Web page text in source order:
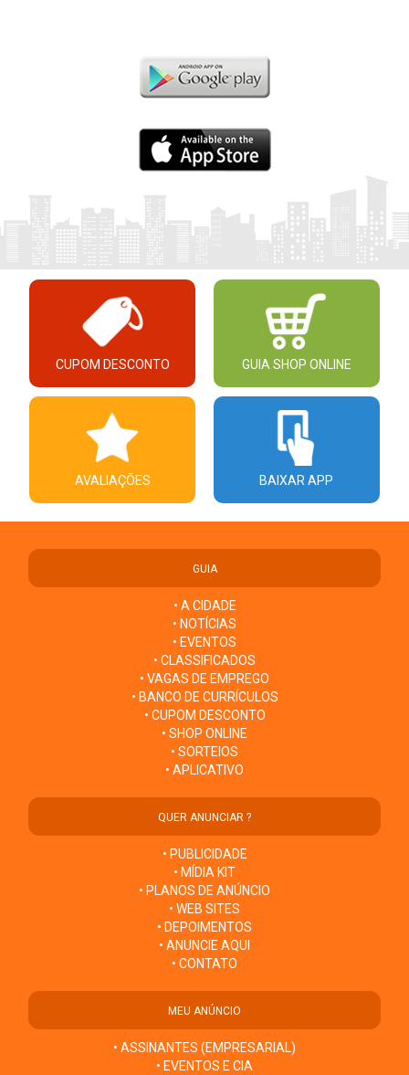
CUPOM DESCONTO GUIA SHOP ONLINE
AVALIAÇÕES BAIXAR APP
GUIA
• A CIDADE
• NOTÍCIAS
• EVENTOS
• CLASSIFICADOS
• VAGAS DE EMPREGO
• BANCO DE CURRÍCULOS
• CUPOM DESCONTO
• SHOP ONLINE
• SORTEIOS
• APLICATIVO
QUER ANUNCIAR ?
• PUBLICIDADE
• MÍDIA KIT
• PLANOS DE ANÚNCIO
• WEB SITES
• DEPOIMENTOS
• ANUNCIE AQUI
• CONTATO
MEU ANÚNCIO
• ASSINANTES (EMPRESARIAL)
• EVENTOS E CIA